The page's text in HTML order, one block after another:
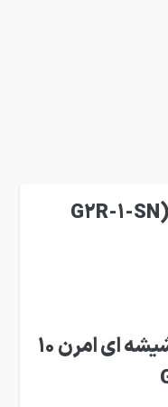
رله شیشه ای امرن 10 آمپر (G2R-1-SN
تحلیل و بررسی کوتاه رله شیشه ای امرن 10